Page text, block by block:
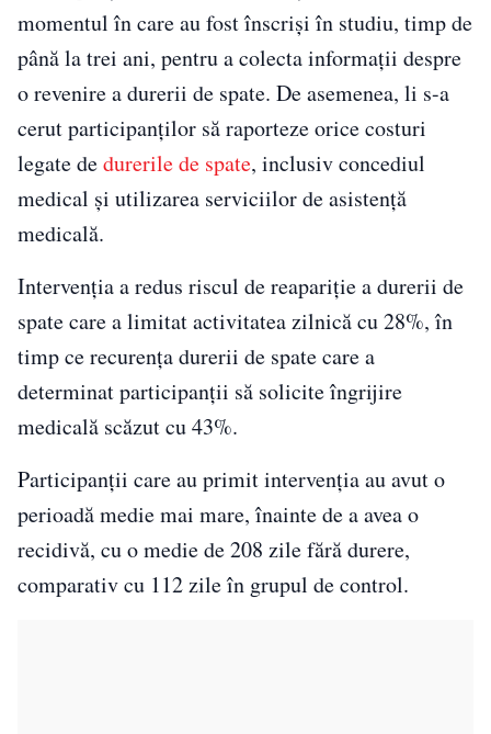
momentul în care au fost înscriși în studiu, timp de
până la trei ani, pentru a colecta informații despre
o revenire a durerii de spate. De asemenea, li s-a
cerut participanților să raporteze orice costuri
legate dedurerile de spate, inclusiv concediul
medical și utilizarea serviciilor de asistență
medicală.
Intervenția a redus riscul de reapariție a durerii de
spate care a limitat activitatea zilnică cu 28%, în
timp ce recurența durerii de spate care a
determinat participanții să solicite îngrijire
medicală scăzut cu 43%.
Participanții care au primit intervenția au avut o
perioadă medie mai mare, înainte de a avea o
recidivă, cu o medie de 208 zile fără durere,
comparativ cu 112 zile în grupul de control.